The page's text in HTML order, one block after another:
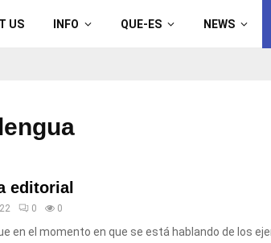
US INFO QUE-ES NEWS
lengua
editorial
0 0
en el momento en que se está hablando de los